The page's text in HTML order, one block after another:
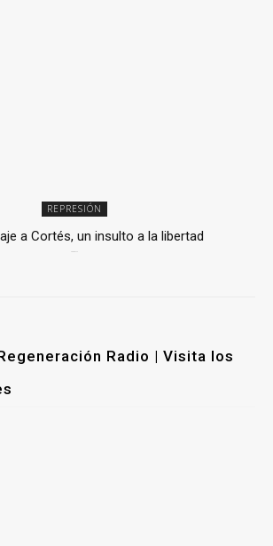
REPRESIÓN
a Cortés, un insulto a la libertad
Radio | Visita los